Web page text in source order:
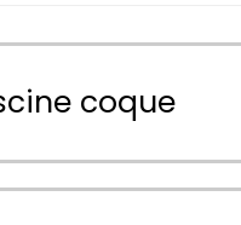
coque